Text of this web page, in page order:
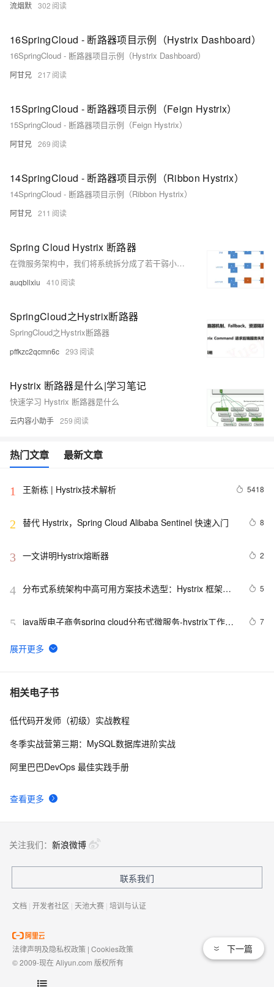
流烟默 302
16SpringCloud - 断路器项目示例（Hystrix Dashboard）
16SpringCloud - 断路器项目示例（Hystrix Dashboard）
阿甘兄 217
15SpringCloud - 断路器项目示例（Feign Hystrix）
15SpringCloud - 断路器项目示例（Feign Hystrix）
阿甘兄 269
14SpringCloud - 断路器项目示例（Ribbon Hystrix）
14SpringCloud - 断路器项目示例（Ribbon Hystrix）
阿甘兄 211
Spring Cloud Hystrix 断路器
在微服务架构中，我们将系统拆分成了若干弱小的单元，单元与单元之间通过HTTP或者TCP等方式相互访问，各单元的应用间通过服务注册与订阅的方式相互依赖。由于每个单元都在不同的进程中运行，依赖远程调用的方式执行，这样就可能引起因为网速变慢或者网络故障导致请求变慢或超时，若此时调用方的请求在不断增加，最后就会因等待出现故障的依赖方响应形成任务积压，最终导致自身服务的瘫痪。
auqbllxiu 410
SpringCloud之Hystrix断路器
SpringCloud之Hystrix断路器
pffkzc2qcmn6c 293
Hystrix 断路器是什么|学习笔记
快速学习 Hystrix 断路器是什么
云内容小助手 259
热门文章 最新文章
1 王新栋 | Hystrix技术解析 5418
2 替代 Hystrix，Spring Cloud Alibaba Sentinel 快速入门 8
3 一文讲明Hystrix熔断器 2
4 分布式系统架构中高可用方案技术选型：Hystrix 框架实
5
5 java版电子商务spring cloud分布式微服务-hystrix工作原
7
6
Springboot 整合 SpringCloud组件-
7 hystrix 参数 maxConcurrentRequests 参数设置的标准
8 探讨通过Feign配合Hystrix进行调用时异常的处理
Turbine
相关电子书
查看更多
低代码开发师（初级）实战教程
冬季实战营第三期：MySQL数据库进阶实战
阿里巴巴DevOps 最佳实践手册
下一篇
关注我们： 新浪微博
联系我们
文档 | 开发者社区 | 天池大赛 | 培训与认证
法律声明及隐私权政策 | Cookies政策
© 2009-现在 Aliyun.com 版权所有